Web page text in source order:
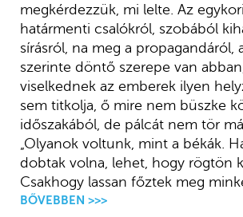
megkérdezzük, mi lelte. Az
határmenti csalókról, szobából
sírásról, na meg a propagandáról,
szerinte döntő szerepe van
viselkednek az emberek ilyen
sem titkolja, ő mire nem büszke
időszakából, de pálcát nem tör
„Olyanok voltunk, mint a békák.
dobtak volna, lehet, hogy rögtön
Csakhogy lassan főztek meg
BŐVEBBEN >>>